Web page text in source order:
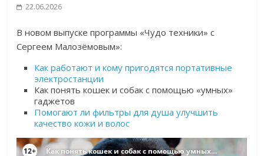
22.06.2026
В новом выпуске программы «Чудо техники» с
Сергеем Малозёмовым»:
Как работают и кому пригодятся портативные
электростанции
Как понять кошек и собак с помощью «умных»
гаджетов
Помогают ли фильтры для душа улучшить
качество кожи и волос